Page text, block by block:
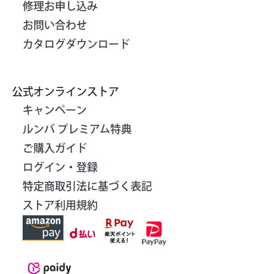
修理お申し込み
お問い合わせ
カタログダウンロード
公式オンラインストア
キャンペーン
ルンバ プレミアム特典
ご購入ガイド
ログイン・登録
特定商取引法に基づく表記
ストア利用規約